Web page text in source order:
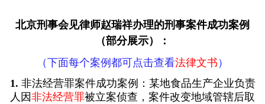
北京刑事会见律师赵瑞祥办理的刑事案件成功案例
（部分展示）：
（下面每个案例都可点击查看法律文书 ）
1. 非法经营罪案件成功案例：某地食品生产企业负责
人因非法经营罪被立案侦查，案件改变地域管辖后取